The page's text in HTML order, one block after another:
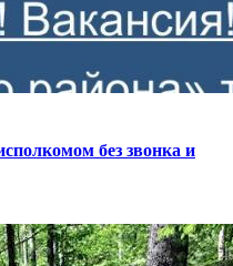
без звонка и